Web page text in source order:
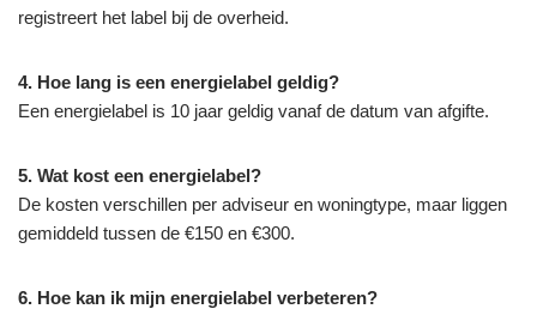
registreert het label bij de overheid.
4. Hoe lang is een energielabel geldig?
Een energielabel is 10 jaar geldig vanaf de datum van afgifte.
5. Wat kost een energielabel?
De kosten verschillen per adviseur en woningtype, maar liggen
gemiddeld tussen de €150 en €300.
6. Hoe kan ik mijn energielabel verbeteren?